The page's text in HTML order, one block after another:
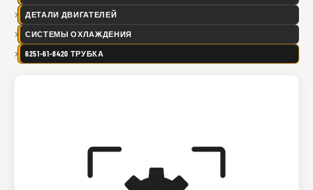
ДЕТАЛИ ДВИГАТЕЛЕЙ
СИСТЕМЫ ОХЛАЖДЕНИЯ
6251-61-8420 ТРУБКА